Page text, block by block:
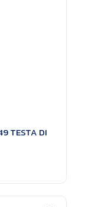
TESTA DI